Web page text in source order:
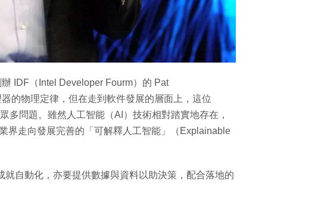
IDF（Intel Developer Fourm）的 Pat
的物理定律，但在走到軟件發展的層面上，這位
多問題。雖然人工智能（AI）技術相對踏實地存在，
界走向發展完善的「可解釋人工智能」（Explainable
自動化，亦要提供數據與資料以助決策，配合落地的